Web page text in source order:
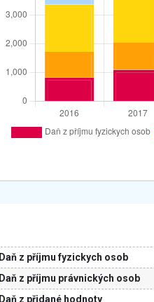
Daň z příjmu fyzickych osob
Daň z příjmu právnických osob
Daň z přidané hodnoty